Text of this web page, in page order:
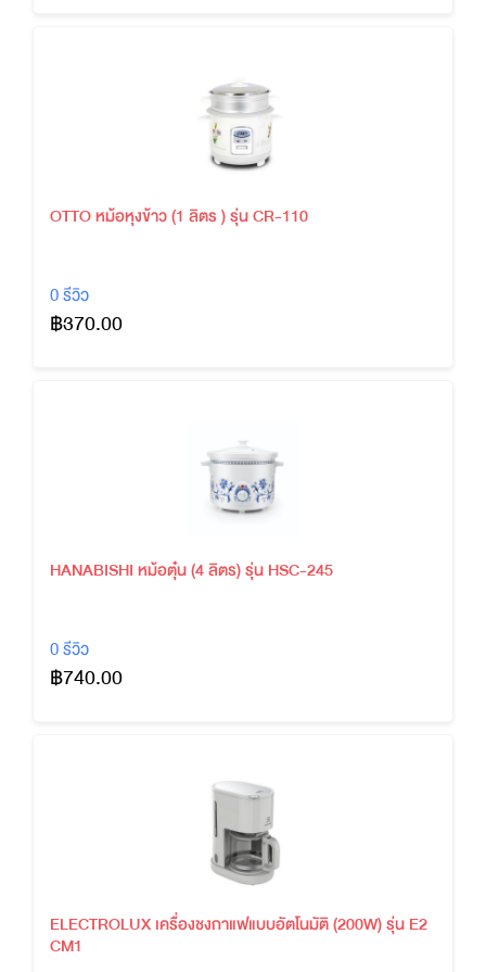
OTTO หม้อหุงข้าว (1 ลิตร ) รุ่น CR-110
0 รีวิว
฿370.00
HANABISHI หม้อตุ๋น (4 ลิตร) รุ่น HSC-245
0 รีวิว
฿740.00
ELECTROLUX เครื่องชงกาแฟแบบอัตโนมัติ (200W) รุ่น E2
CM1